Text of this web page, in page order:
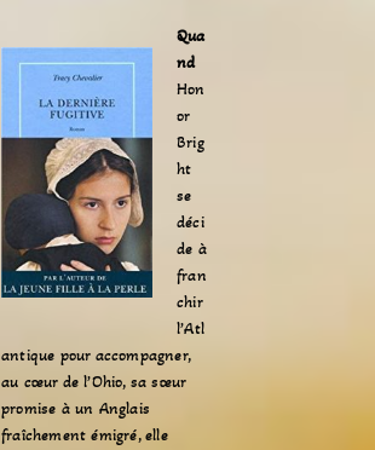
Qua
nd
Hon
or
Brig
ht
se
déci
de à
fran
chir
l’Atl
antique pour accompagner,
au cœur de l’Ohio, sa sœur
promise à un Anglais
fraîchement émigré, elle